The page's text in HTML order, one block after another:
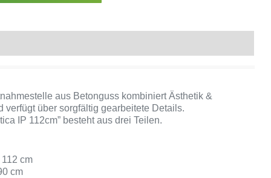
aus Betonguss kombiniert Ästhetik &
verfügt über sorgfältig gearbeitete Details.
IP 112cm” besteht aus drei Teilen.
cm
cm